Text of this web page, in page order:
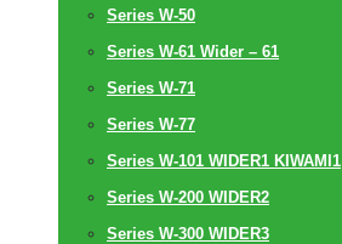
Series W-50
Series W-61 Wider – 61
Series W-71
Series W-77
Series W-101 WIDER1 KIWAMI1
Series W-200 WIDER2
Series W-300 WIDER3